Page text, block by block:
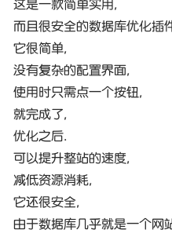
这是一款简单实用,
而且很安全的数据库优化插
它很简单,
没有复杂的配置界面,
使用时只需点一个按钮,
就完成了,
优化之后.
可以提升整站的速度,
减低资源消耗,
它还很安全,
由于数据库几乎就是一个网